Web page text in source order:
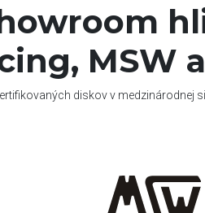
MSW
diskov v medzinárodnej